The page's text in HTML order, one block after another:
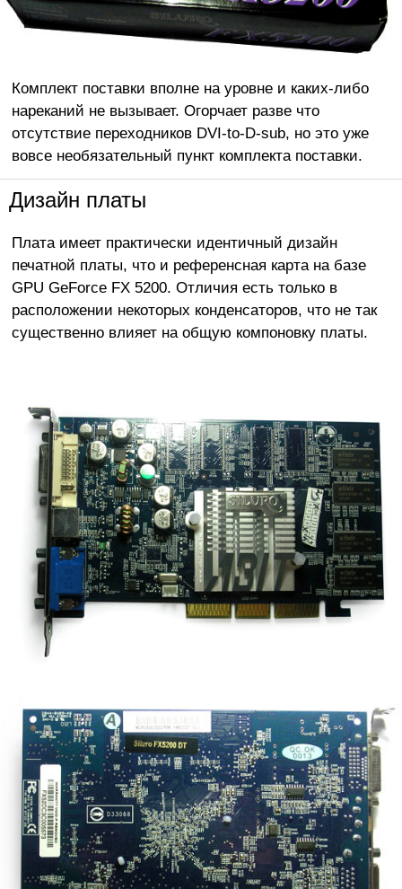
Комплект поставки вполне на уровне и каких-либо
нареканий не вызывает. Огорчает разве что
отсутствие переходников DVI-to-D-sub, но это уже
вовсе необязательный пункт комплекта поставки.
Дизайн платы
Плата имеет практически идентичный дизайн
печатной платы, что и референсная карта на базе
GPU GeForce FX 5200. Отличия есть только в
расположении некоторых конденсаторов, что не так
существенно влияет на общую компоновку платы.